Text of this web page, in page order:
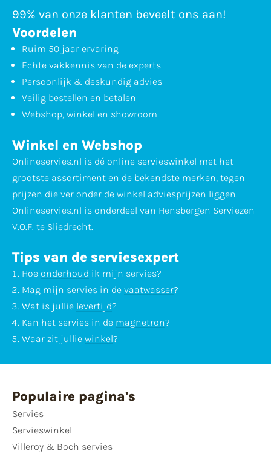
99% van onze klanten beveelt ons aan!
Voordelen
Ruim 50 jaar ervaring
Echte vakkennis van de experts
Persoonlijk & deskundig advies
Veilig bestellen en betalen
Webshop, winkel en showroom
Winkel en Webshop
Onlineservies.nl is dé online servieswinkel met het
grootste assortiment en de bekendste merken, tegen
prijzen die ver onder de winkel adviesprijzen liggen.
Onlineservies.nl is onderdeel van Hensbergen Serviezen
V.O.F. te Sliedrecht.
Tips van de serviesexpert
Hoe onderhoud ik mijn servies?
Mag mijn servies in de vaatwasser?
Wat is jullie levertijd?
Kan het servies in de magnetron?
Waar zit jullie winkel?
Populaire pagina's
Servies
Servieswinkel
Villeroy & Boch servies